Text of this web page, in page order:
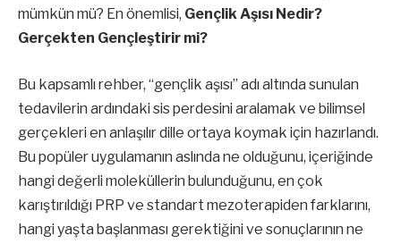
mümkün mü? En önemlisi, Gençlik Aşısı Nedir?
Gerçekten Gençleştirir mi?
Bu kapsamlı rehber, “gençlik aşısı” adı altında sunulan
tedavilerin ardındaki sis perdesini aralamak ve bilimsel
gerçekleri en anlaşılır dille ortaya koymak için hazırlandı.
Bu popüler uygulamanın aslında ne olduğunu, içeriğinde
hangi değerli moleküllerin bulunduğunu, en çok
karıştırıldığı PRP ve standart mezoterapiden farklarını,
hangi yaşta başlanması gerektiğini ve sonuçlarının ne